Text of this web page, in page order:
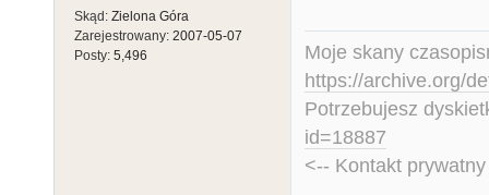
Skąd: Zielona Góra
Zarejestrowany: 2007-05-07
Posty: 5,496
Moje skany
https://archive.org/
Potrzebujesz
id=18887
<-- Kontakt